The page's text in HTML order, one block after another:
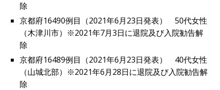
除
京都府16490例目（2021年6月23日発表） 50代女性
（木津川市）※2021年7月3日に退院及び入院勧告解
除
京都府16489例目（2021年6月23日発表） 40代女性
（山城北部）※2021年6月28日に退院及び入院勧告解
除